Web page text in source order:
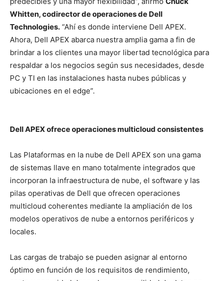
Whitten, codirector de operaciones de Dell
Technologies. “Ahí es donde interviene Dell APEX.
Ahora, Dell APEX abarca nuestra amplia gama a fin de
brindar a los clientes una mayor libertad tecnológica para
respaldar a los negocios según sus necesidades, desde
PC y TI en las instalaciones hasta nubes públicas y
ubicaciones en el edge”.
Dell APEX ofrece operaciones multicloud consistentes
Las Plataformas en la nube de Dell APEX son una gama
de sistemas llave en mano totalmente integrados que
incorporan la infraestructura de nube, el software y las
pilas operativas de Dell que ofrecen operaciones
multicloud coherentes mediante la ampliación de los
modelos operativos de nube a entornos periféricos y
locales.
Las cargas de trabajo se pueden asignar al entorno
óptimo en función de los requisitos de rendimiento,